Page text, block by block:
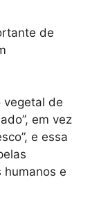
de
vegetal de
em vez
e essa
humanos e